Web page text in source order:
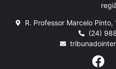
R. Professor Marcelo
(24)